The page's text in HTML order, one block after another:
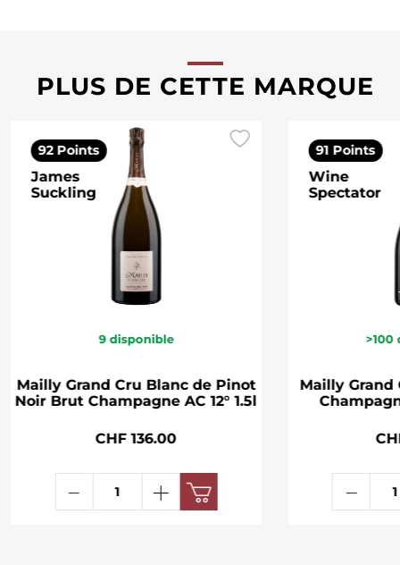
PLUS DE CETTE MARQUE
92 Points
James
Suckling
9 disponible
Mailly Grand Cru Blanc de Pinot
Noir Brut Champagne AC 12° 1.5l
CHF 136.00
91 Points
Wine
Spectator
>100
Mailly Grand